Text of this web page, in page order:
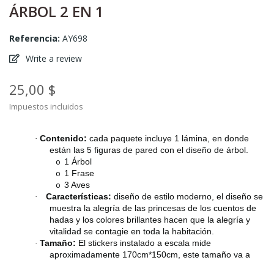
ÁRBOL 2 EN 1
Referencia: AY698
Write a review
25,00 $
Impuestos incluidos
· Contenido: cada paquete incluye 1 lámina, en donde
están las 5 figuras de pared con el diseño de árbol.
o 1 Árbol
o 1 Frase
o 3 Aves
· Características: diseño de estilo moderno, el diseño se
muestra la alegría de las princesas de los cuentos de
hadas y los colores brillantes hacen que la alegría y
vitalidad se contagie en toda la habitación.
· Tamaño: El stickers instalado a escala mide
aproximadamente 170cm*150cm, este tamaño va a